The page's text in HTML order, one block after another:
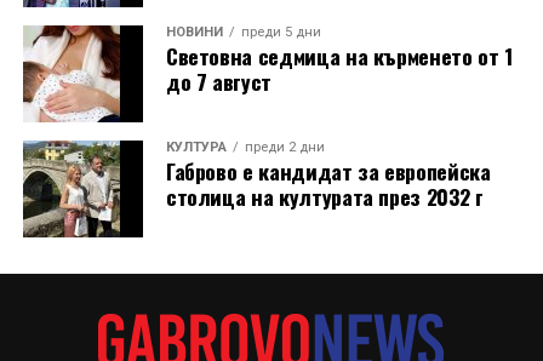
НОВИНИ преди 5 дни
Световна седмица на кърменето от 1
до 7 август
КУЛТУРА преди 2 дни
Габрово е кандидат за европейска
столица на културата през 2032 г